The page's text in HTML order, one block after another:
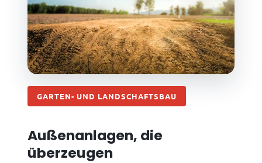
GARTEN- UND LANDSCHAFTSBAU
Außenanlagen, die
überzeugen